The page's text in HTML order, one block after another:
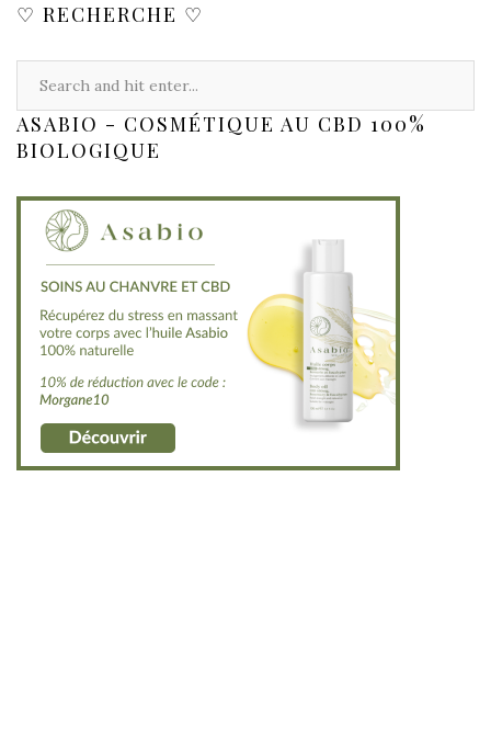
♡ RECHERCHE ♡
ASABIO - COSMÉTIQUE AU CBD 100%
BIOLOGIQUE